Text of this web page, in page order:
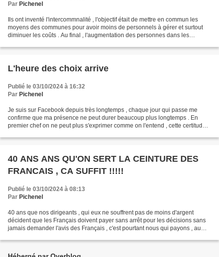
Par Pichenel
Ils ont inventé l'intercommnalité , l'objectif était de mettre en commun les
moyens des communes pour avoir moins de personnels à gérer et surtout
diminuer les coûts . Au final , l'augmentation des personnes dans les
L'heure des choix arrive
Publié le 03/10/2024 à 16:32
Par Pichenel
Je suis sur Facebook depuis très longtemps , chaque jour qui passe me
confirme que ma présence ne peut durer beaucoup plus longtemps . En
premier chef on ne peut plus s'exprimer comme on l'entend , cette certitude
40 ANS ANS QU'ON SERT LA CEINTURE DES
FRANCAIS , CA SUFFIT !!!!!
Publié le 03/10/2024 à 08:13
Par Pichenel
40 ans que nos dirigeants , qui eux ne souffrent pas de moins d'argent
décident que les Français doivent payer sans arrêt pour les décisions sans
jamais demander l'avis des Français , c'est pourtant nous qui payons , au